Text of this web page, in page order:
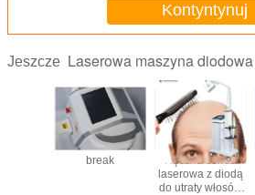
Kontyntynuj
Jeszcze Laserowa maszyna diodowa
break
Ręczna sonda
laserowa z diodą
do utraty włosów